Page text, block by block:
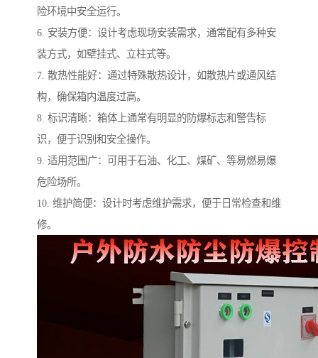
险环境中安全运行。
6. 安装方便：设计考虑现场安装需求，通常配有多种安
装方式，如壁挂式、立柱式等。
7. 散热性能好：通过特殊散热设计，如散热片或通风结
构，确保箱内温度过高。
8. 标识清晰：箱体上通常有明显的防爆标志和警告标
识，便于识别和安全操作。
9. 适用范围广：可用于石油、化工、煤矿、等易燃易爆
危险场所。
10. 维护简便：设计时考虑维护需求，便于日常检查和维
修。